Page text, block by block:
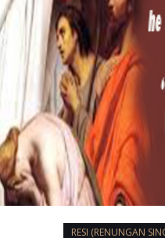
RESI (RENUNGAN